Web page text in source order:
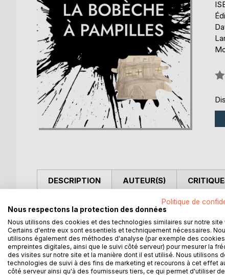
DESCRIPTION
Augustin Triboulet s'apprêtait à reprendre la
quitter le Cosmos où il cachait sa mélancolie et
et l'orpheline.
AUTEUR(S)
Politique de
Nous respectons la protection des données
Nous utilisons des cookies et des technologies similaires sur notre site
Certains d'entre eux sont essentiels et techniquement nécessaires.
utilisons également des méthodes d'analyse (par exemple des
empreintes digitales, ainsi que le suivi côté serveur) pour mesurer la
des visites sur notre site et la manière dont il est utilisé. Nous utilisons
technologies de suivi à des fins de marketing et recourons à cet effet
côté serveur ainsi qu'à des fournisseurs tiers, ce qui permet d'utiliser